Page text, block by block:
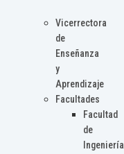
Vicerrectora
de
Enseñanza
y
Aprendizaje
Facultades
Facultad
de
Ingeniería